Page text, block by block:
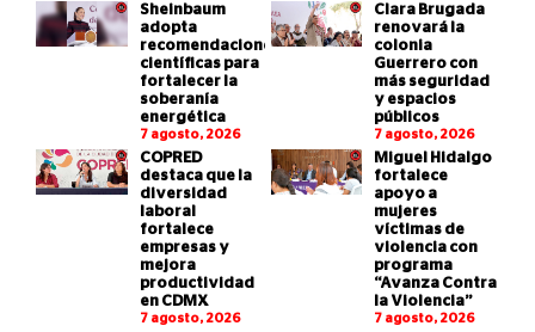
Sheinbaum
adopta
recomendaciones
científicas para
fortalecer la
soberanía
energética
7 agosto, 2026
Clara Brugada
renovará la
colonia
Guerrero con
más seguridad
y espacios
públicos
7 agosto, 2026
COPRED
destaca que la
diversidad
laboral
fortalece
empresas y
mejora
productividad
en CDMX
7 agosto, 2026
Miguel Hidalgo
fortalece
apoyo a
mujeres
víctimas de
violencia con
programa
“Avanza Contra
la Violencia”
7 agosto, 2026